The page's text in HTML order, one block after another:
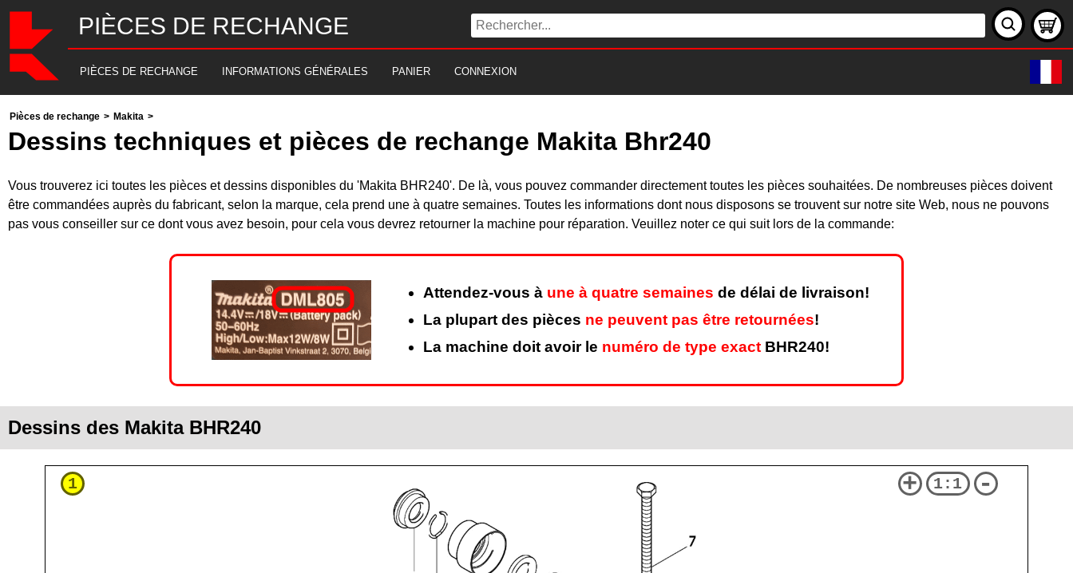
PIÈCES DE RECHANGE
PIÈCES DE RECHANGE INFORMATIONS GÉNÉRALES PANIER CONNEXION
Pièces de rechange > Makita >
Dessins techniques et pièces de rechange Makita Bhr240
Vous trouverez ici toutes les pièces et dessins disponibles du 'Makita BHR240'. De là, vous pouvez commander directement toutes les pièces souhaitées. De nombreuses pièces doivent
être commandées auprès du fabricant, selon la marque, cela prend une à quatre semaines. Toutes les informations dont nous disposons se trouvent sur notre site Web, nous ne pouvons
pas vous conseiller sur ce dont vous avez besoin, pour cela vous devrez retourner la machine pour réparation. Veuillez noter ce qui suit lors de la commande:
Attendez-vous à une à quatre semaines de délai de livraison!
La plupart des pièces ne peuvent pas être retournées!
La machine doit avoir le numéro de type exact BHR240!
Dessins des Makita BHR240
1 + 1:1 -